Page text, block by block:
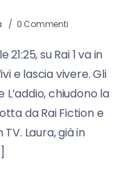
0 Commenti
su Rai 1 va in
e lascia vivere. Gli
L’addio, chiudono la
da Rai Fiction e
Laura, già in